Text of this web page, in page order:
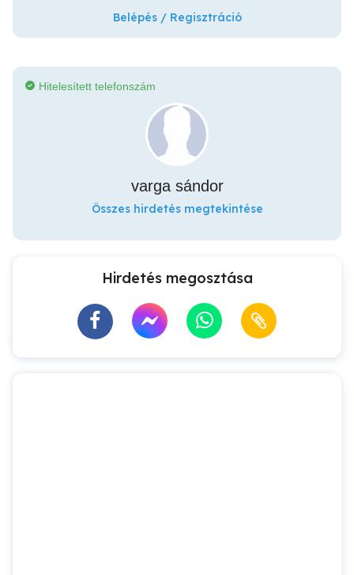
Belépés / Regisztráció
Hitelesített telefonszám
varga sándor
Összes hirdetés megtekintése
Hirdetés megosztása